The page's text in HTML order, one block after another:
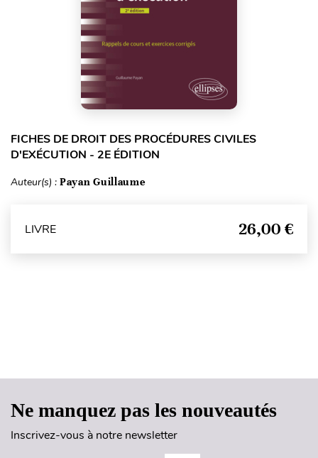
FICHES DE DROIT DES PROCÉDURES CIVILES
D'EXÉCUTION - 2E ÉDITION
Auteur(s) : Payan Guillaume
LIVRE 26,00 €
Ne manquez pas les nouveautés
Inscrivez-vous à notre newsletter